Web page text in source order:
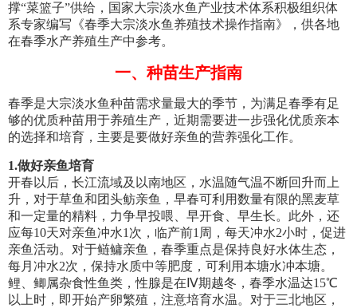
撑“菜篮子”供给，国家大宗淡水鱼产业技术体系积极组织体
系专家编写《春季大宗淡水鱼养殖技术操作指南》，供各地
在春季水产养殖生产中参考。
一、种苗生产指南
春季是大宗淡水鱼种苗需求量最大的季节，为满足春季有足
够的优质种苗用于养殖生产，近期需要进一步强化优质亲本
的选择和培育，主要是要做好亲鱼的营养强化工作。
1.做好亲鱼培育
开春以后，长江流域及以南地区，水温随气温不断回升而上
升，对于草鱼和团头鲂亲鱼，早春可利用数量有限的黑麦草
和一定量的精料，力争早投喂、早开食、早生长。此外，还
应每10天对亲鱼冲水1次，临产前1周，每天冲水2小时，促进
亲鱼活动。对于鲢鳙亲鱼，春季重点是保持良好水体生态，
每月冲水2次，保持水质中等肥度，可利用本塘水冲本塘。
鲤、鲫属杂食性鱼类，性腺是在Ⅳ期越冬，春季水温达15℃
以上时，即开始产卵繁殖，注意培育水温。对于三北地区，